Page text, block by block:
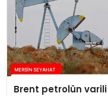
Brent petrolün